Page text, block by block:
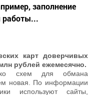
заполнение
работы...
карт доверчивых
рублей ежемесячно.
схем для обмана
новая. По информации
используют сайты,